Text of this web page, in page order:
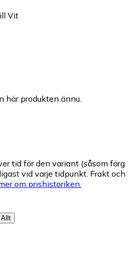
Vit
här produkten ännu.
tid för den variant (såsom färg
vid varje tidpunkt. Frakt och
om prishistoriken.
Allt